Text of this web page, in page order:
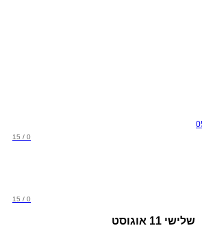
0 / 15
0 / 15
שלישי 11 אוגוסט